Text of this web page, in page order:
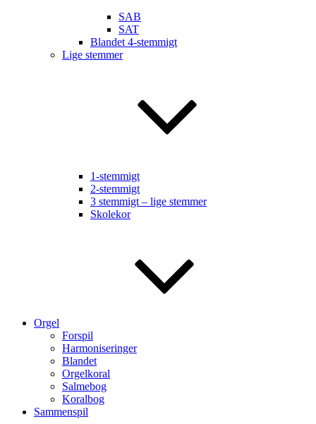
SAB
SAT
Blandet 4-stemmigt
Lige stemmer
1-stemmigt
2-stemmigt
3 stemmigt – lige stemmer
Skolekor
Orgel
Forspil
Harmoniseringer
Blandet
Orgelkoral
Salmebog
Koralbog
Sammenspil